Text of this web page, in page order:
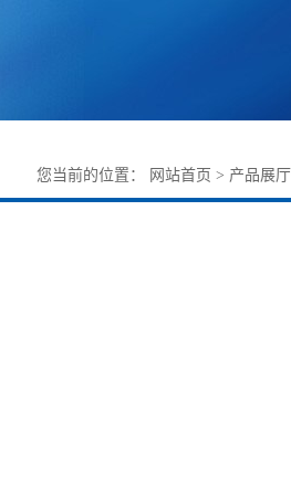
您当前的位置： 网站首页 > 产品展厅